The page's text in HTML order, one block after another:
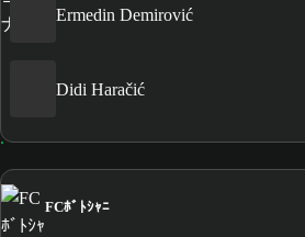
Ermedin Demirović
Didi Haračić
FCﾎﾞﾄｼｬﾆ